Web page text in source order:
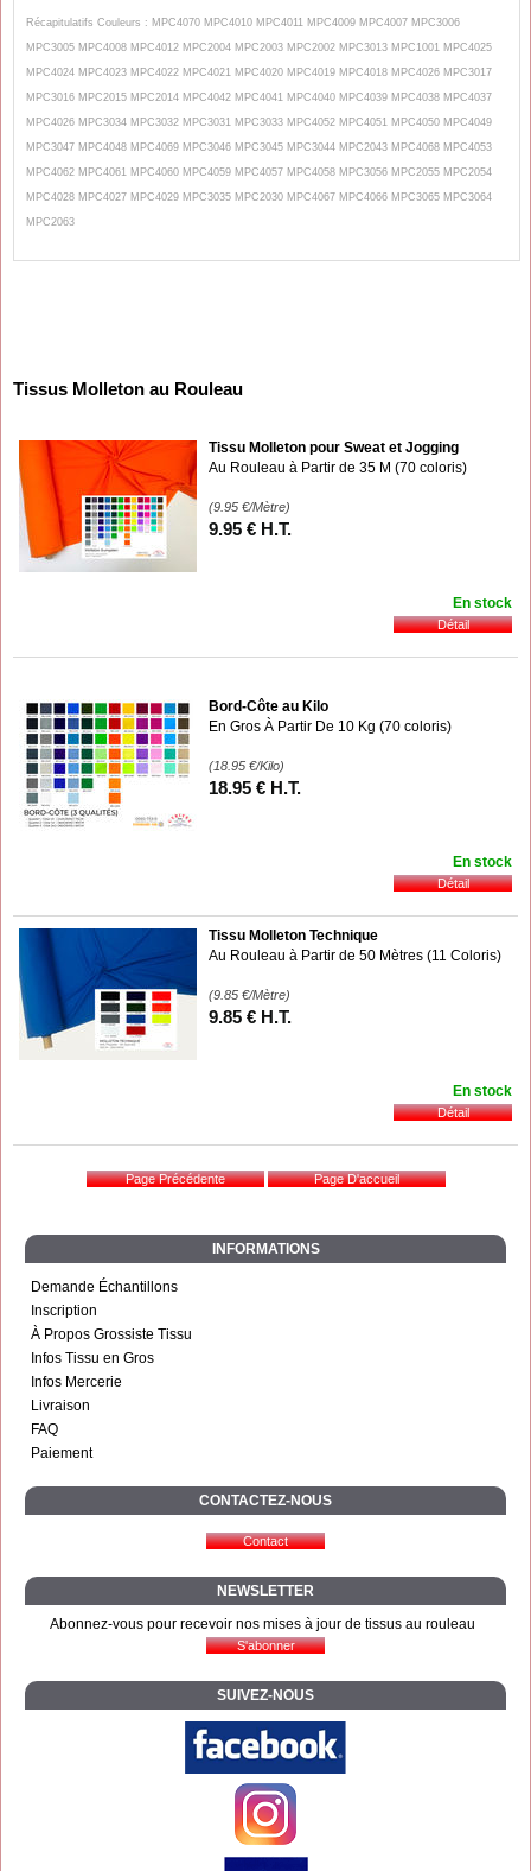
INFORMATIONS
Demande Échantillons
Inscription
À Propos Grossiste Tissu
Infos Tissu en Gros
Infos Mercerie
Livraison
FAQ
Paiement
CONTACTEZ-NOUS
NEWSLETTER
Abonnez-vous pour recevoir nos mises à jour de tissus au rouleau
SUIVEZ-NOUS
Récapitulatifs Couleurs : MPC4070 MPC4010 MPC4011 MPC4009 MPC4007 MPC3006
MPC3005 MPC4008 MPC4012 MPC2004 MPC2003 MPC2002 MPC3013 MPC1001 MPC4025
MPC4024 MPC4023 MPC4022 MPC4021 MPC4020 MPC4019 MPC4018 MPC4026 MPC3017
MPC3016 MPC2015 MPC2014 MPC4042 MPC4041 MPC4040 MPC4039 MPC4038 MPC4037
MPC4026 MPC3034 MPC3032 MPC3031 MPC3033 MPC4052 MPC4051 MPC4050 MPC4049
MPC3047 MPC4048 MPC4069 MPC3046 MPC3045 MPC3044 MPC2043 MPC4068 MPC4053
MPC4062 MPC4061 MPC4060 MPC4059 MPC4057 MPC4058 MPC3056 MPC2055 MPC2054
M PC4028 MPC4027 M PC4029 MPC3035 MPC2030 MPC4067 MPC4066 MPC3065 M PC3064
MPC2063
Tissus Molleton au Rouleau
Tissu Molleton pour Sweat et Jogging
Au Rouleau à Partir de 35 M (70 coloris)
(9.95 €/Mètre)
9.95 € H.T.
En stock
Bord-Côte au Kilo
En Gros À Partir De 10 Kg (70 coloris)
(18.95 €/Kilo)
18.95 € H.T.
En stock
Tissu Molleton Technique
Au Rouleau à Partir de 50 Mètres (11 Coloris)
(9.85 €/Mètre)
9.85 € H.T.
En stock